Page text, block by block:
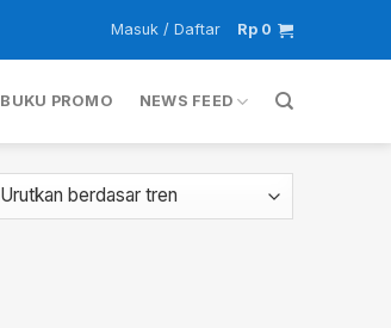
Masuk / Daftar Rp 0
BUKU PROMO NEWS FEED